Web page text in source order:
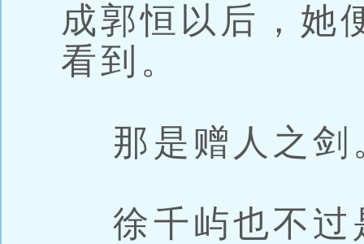
成郭恒以后，她
看到。
那是赠人之剑
徐千屿也不过